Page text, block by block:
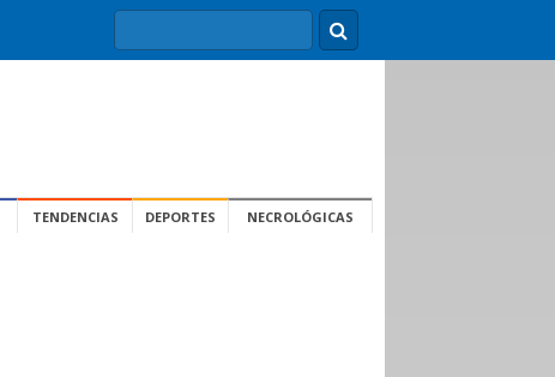
TENDENCIAS DEPORTES NECROLÓGICAS